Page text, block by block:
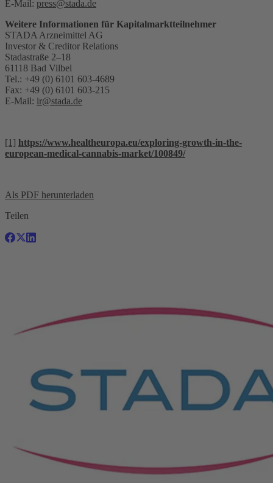
E-Mail: press@stada.de
Weitere Informationen für Kapitalmarktteilnehmer
STADA Arzneimittel AG
Investor & Creditor Relations
Stadastraße 2–18
61118 Bad Vilbel
Tel.: +49 (0) 6101 603-4689
Fax: +49 (0) 6101 603-215
E-Mail: ir@stada.de
[1] https://www.healtheuropa.eu/exploring-growth-in-the-
european-medical-cannabis-market/100849/
Als PDF herunterladen
Teilen